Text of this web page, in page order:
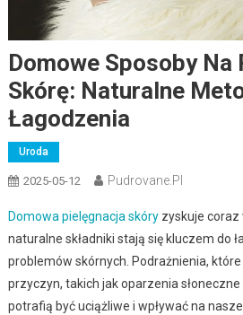
Domowe Sposoby Na
Skórę: Naturalne
Łagodzenia
Uroda
2025-05-12 Pudrovane.pl
Domowa pielęgnacja skóryzyskuje coraz
naturalne składniki stają się kluczem do
problemów skórnych. Podrażnienia,
przyczyn, takich jak oparzenia
potrafią być uciążliwe i wpływać na